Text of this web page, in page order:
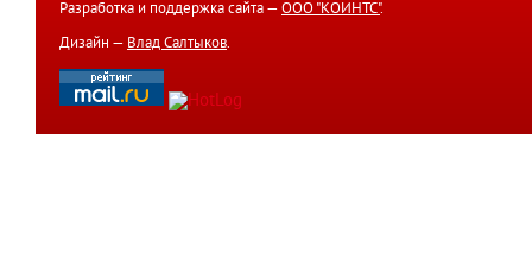
Разработка и поддержка сайта — ООО "КОИНТС".
Дизайн — Влад Салтыков.